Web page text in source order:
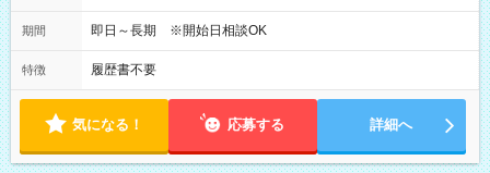
期間 即日～長期 ※開始日相談OK
特徴 履歴書不要
気になる！ 応募する 詳細へ